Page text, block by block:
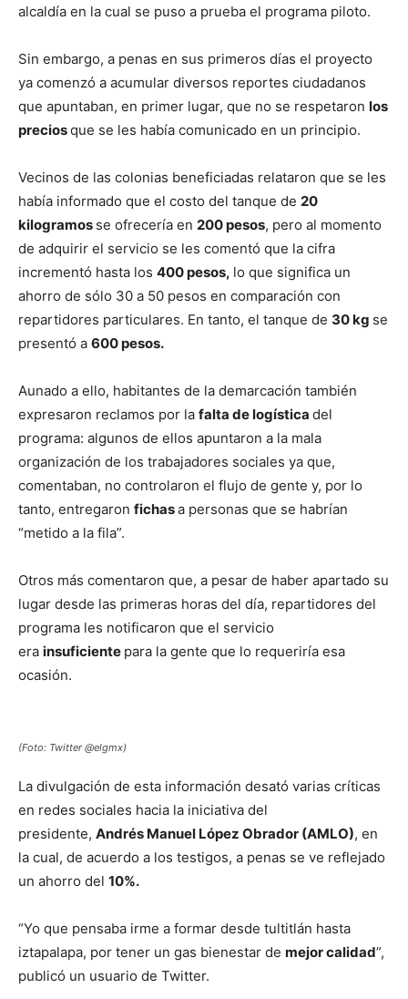
alcaldía en la cual se puso a prueba el programa piloto.
Sin embargo, a penas en sus primeros días el proyecto
ya comenzó a acumular diversos reportes ciudadanos
que apuntaban, en primer lugar, que no se respetaron los
preciosque se les había comunicado en un principio.
Vecinos de las colonias beneficiadas relataron que se les
había informado que el costo del tanque de 20
kilogramos se ofrecería en 200 pesos, pero al momento
de adquirir el servicio se les comentó que la cifra
incrementó hasta los 400 pesos, lo que significa un
ahorro de sólo 30 a 50 pesos en comparación con
repartidores particulares. En tanto, el tanque de 30 kg se
presentó a 600 pesos.
Aunado a ello, habitantes de la demarcación también
expresaron reclamos por la falta de logística del
programa: algunos de ellos apuntaron a la mala
organización de los trabajadores sociales ya que,
comentaban, no controlaron el flujo de gente y, por lo
tanto, entregaron fichasa personas que se habrían
“metido a la fila”.
Otros más comentaron que, a pesar de haber apartado su
lugar desde las primeras horas del día, repartidores del
programa les notificaron que el servicio
era insuficiente para la gente que lo requeriría esa
ocasión.
(Foto: Twitter @elgmx)
La divulgación de esta información desató varias críticas
en redes sociales hacia la iniciativa del
presidente, Andrés Manuel López Obrador (AMLO), en
la cual, de acuerdo a los testigos, a penas se ve reflejado
un ahorro del 10%.
“Yo que pensaba irme a formar desde tultitlán hasta
iztapalapa, por tener un gas bienestar de mejor calidad”,
publicó un usuario de Twitter.